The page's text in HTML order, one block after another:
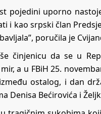
pojedini uporno
i kao srpski član
poručila je
činjenicu da se u
a u FBiH 25.
ostalog, i dan
Denisa Bećirovića i